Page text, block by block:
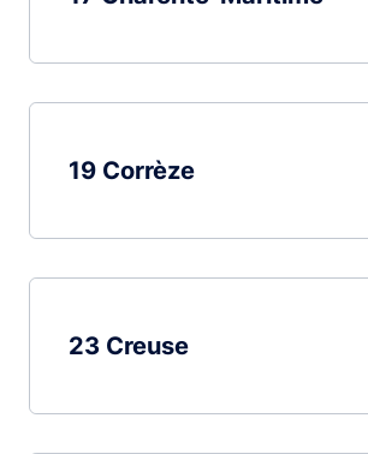
19 Corrèze
23 Creuse